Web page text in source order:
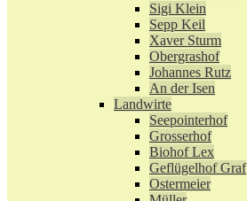
Sigi Klein
Sepp Keil
Xaver Sturm
Obergrashof
Johannes Rutz
An der Isen
Landwirte
Seepointerhof
Grosserhof
Biohof Lex
Geflügelhof Graf
Ostermeier